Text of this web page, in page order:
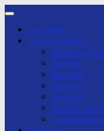
Zum
springenStartseite
Judo-Abteilung
Beitritt
Beiträge
Chronik
Kontakt
Breitensport